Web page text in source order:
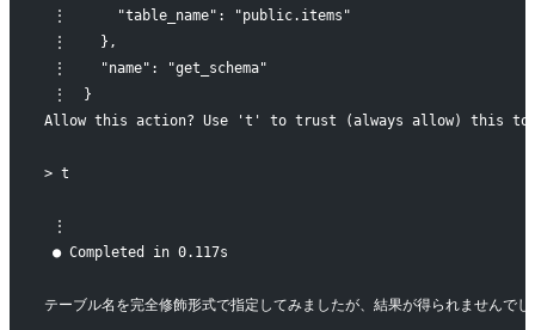
⋮      "table_name": "public.items"
⋮    },
⋮    "name": "get_schema"
⋮  }
Allow this action? Use 't' to trust (always allow) this
> t
⋮
● Completed in 0.117s
テーブル名を完全修飾形式で指定してみましたが、結果が得られませんで